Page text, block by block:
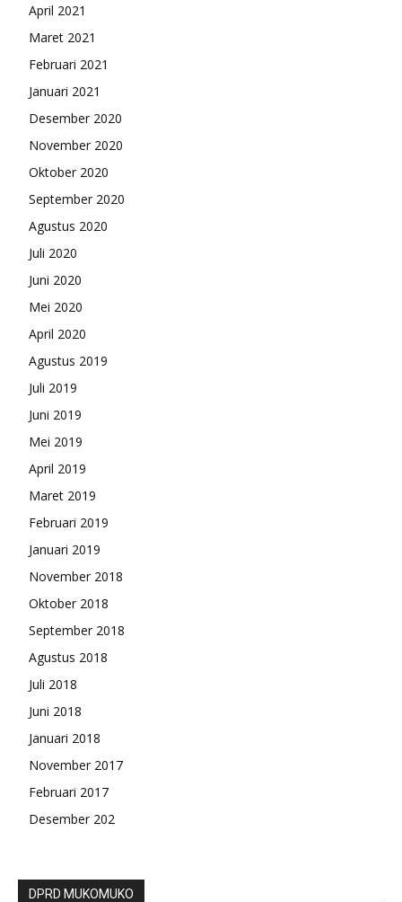
April 2021
Maret 2021
Februari 2021
Januari 2021
Desember 2020
November 2020
Oktober 2020
September 2020
Agustus 2020
Juli 2020
Juni 2020
Mei 2020
April 2020
Agustus 2019
Juli 2019
Juni 2019
Mei 2019
April 2019
Maret 2019
Februari 2019
Januari 2019
November 2018
Oktober 2018
September 2018
Agustus 2018
Juli 2018
Juni 2018
Januari 2018
November 2017
Februari 2017
Desember 202
DPRD MUKOMUKO